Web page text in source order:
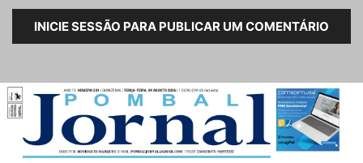
INICIE SESSÃO PARA PUBLICAR UM COMENTÁRIO